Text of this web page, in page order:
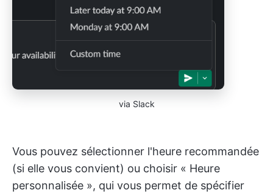
via Slack
Vous pouvez sélectionner l'heure recommandée
(si elle vous convient) ou choisir « Heure
personnalisée », qui vous permet de spécifier